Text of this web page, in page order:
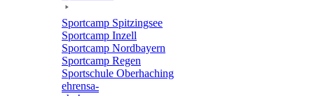
Sport­camp Spitzingsee
Sport­camp Inzell
Sport­camp Nordbayern
Sport­camp Regen
Sport­schule Oberhaching
ehren­sa­